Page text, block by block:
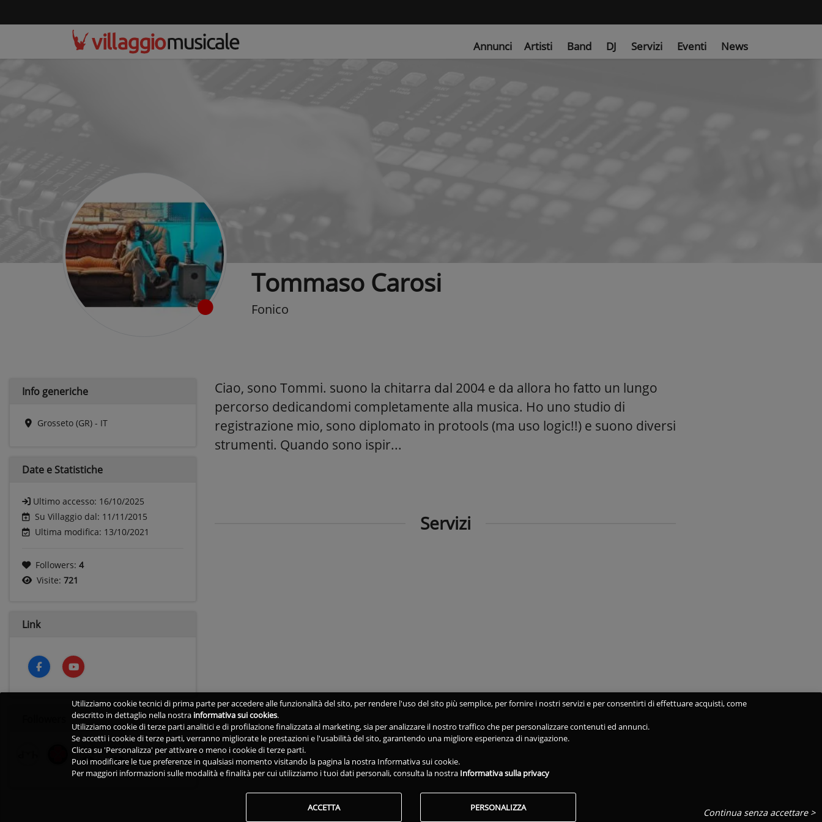
Annunci Artisti Band DJ Servizi Eventi News
Tommaso Carosi
Fonico
Info generiche
Grosseto (GR) - IT
Date e Statistiche
Ultimo accesso: 16/10/2025
Su Villaggio dal: 11/11/2015
Ultima modifica: 13/10/2021
Followers: 4
Visite: 721
Link
Ciao, sono Tommi. suono la chitarra dal 2004 e da allora ho fatto un lungo
percorso dedicandomi completamente alla musica. Ho uno studio di
registrazione mio, sono diplomato in protools (ma uso logic!!) e suono diversi
strumenti. Quando sono ispir...
Servizi
Utilizziamo cookie tecnici di prima parte per accedere alle funzionalità del sito, per rendere l'uso del sito più semplice, per fornire i nostri servizi e per consentirti di effettuare acquisti, come
descritto in dettaglio nella nostra informativa sui cookies.
Utilizziamo cookie di terze parti analitici e di profilazione finalizzata al marketing, sia per analizzare il nostro traffico che per personalizzare contenuti ed annunci.
Se accetti i cookie di terze parti, verranno migliorate le prestazioni e l'usabilità del sito, garantendo una migliore esperienza di navigazione.
Clicca su 'Personalizza' per attivare o meno i cookie di terze parti.
Puoi modificare le tue preferenze in qualsiasi momento visitando la pagina la nostra Informativa sui cookie.
Per maggiori informazioni sulle modalità e finalità per cui utilizziamo i tuoi dati personali, consulta la nostra Informativa sulla privacy
ACCETTA PERSONALIZZA Continua senza accettare >